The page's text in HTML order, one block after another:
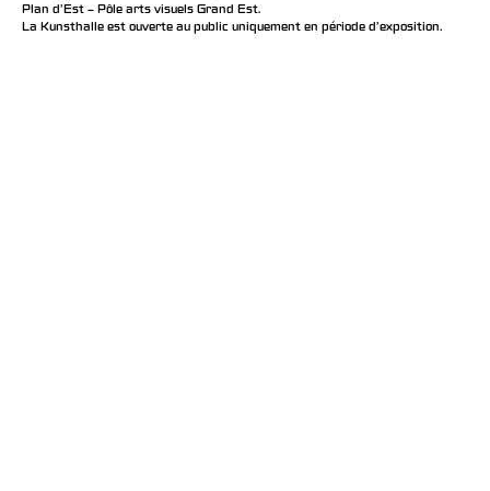
Plan d’Est – Pôle arts visuels Grand Est.
La Kunsthalle est ouverte au public uniquement en période d'exposition.